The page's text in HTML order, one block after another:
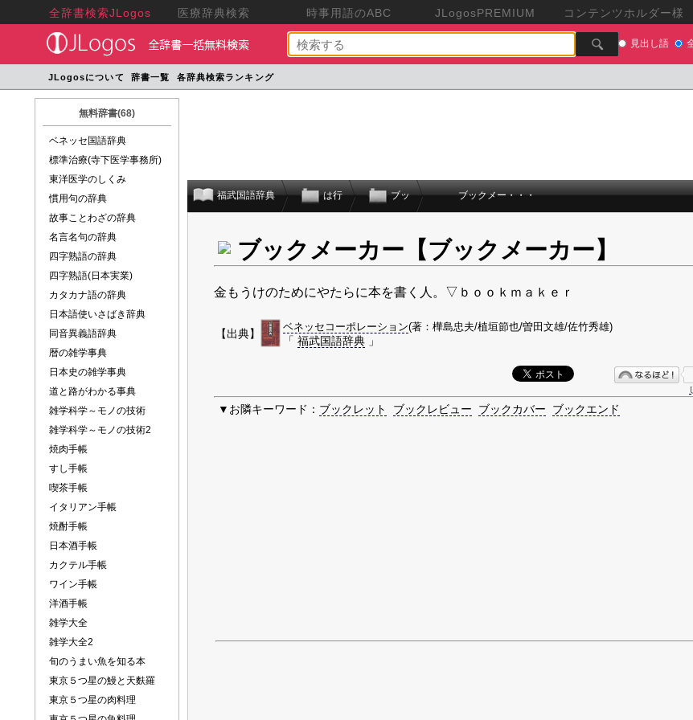
全辞書検索JLogos 医療辞典検索 時事用語のABC JLogosPREMIUM コンテンツホルダー様
見出し語
JLogosについて 辞書一覧 各辞典検索ランキング
無料辞書(68)
ベネッセ国語辞典
標準治療(寺下医学事務所)
東洋医学のしくみ
慣用句の辞典
故事ことわざの辞典
名言名句の辞典
四字熟語の辞典
四字熟語(日本実業)
カタカナ語の辞典
日本語使いさばき辞典
同音異義語辞典
暦の雑学事典
日本史の雑学事典
道と路がわかる事典
雑学科学～モノの技術
雑学科学～モノの技術2
焼肉手帳
すし手帳
喫茶手帳
イタリアン手帳
焼酎手帳
日本酒手帳
カクテル手帳
ワイン手帳
洋酒手帳
雑学大全
雑学大全2
旬のうまい魚を知る本
東京５つ星の鰻と天麩羅
東京５つ星の肉料理
福武国語辞典 は行 ブッ ブックメー・・・
ブックメーカー【ブックメーカー】
金もうけのためにやたらに本を書く人。▽ｂｏｏｋｍａｋｅｒ
【出典】
ベネッセコーポレーション(著：樺島忠夫/植垣節也/曽田文雄/佐竹秀雄)
「 福武国語辞典」
▼お隣キーワード： ブックレット ブックレビュー ブックカバー ブックエンド